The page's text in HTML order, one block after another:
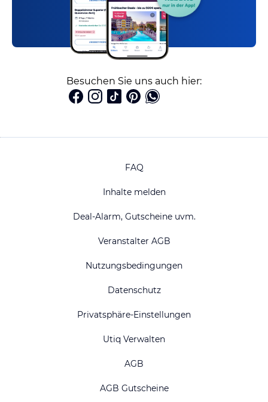
Besuchen Sie uns auch hier:
FAQ
Inhalte melden
Deal-Alarm, Gutscheine uvm.
Veranstalter AGB
Nutzungsbedingungen
Datenschutz
Privatsphäre-Einstellungen
Utiq Verwalten
AGB
AGB Gutscheine